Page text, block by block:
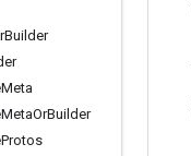
Builder
Meta
MetaOrBuilder
Protos